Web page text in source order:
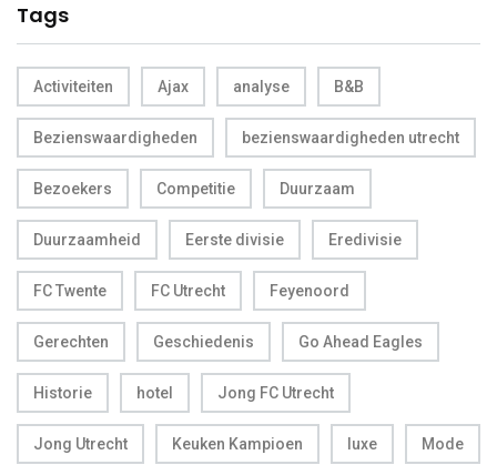
Tags
Activiteiten Ajax analyse B&B
Bezienswaardigheden bezienswaardigheden utrecht
Bezoekers Competitie Duurzaam
Duurzaamheid Eerste divisie Eredivisie
FC Twente FC Utrecht Feyenoord
Gerechten Geschiedenis Go Ahead Eagles
Historie hotel Jong FC Utrecht
Jong Utrecht Keuken Kampioen luxe Mode